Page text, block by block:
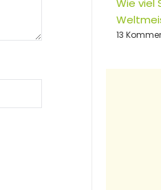
Wie viel
13